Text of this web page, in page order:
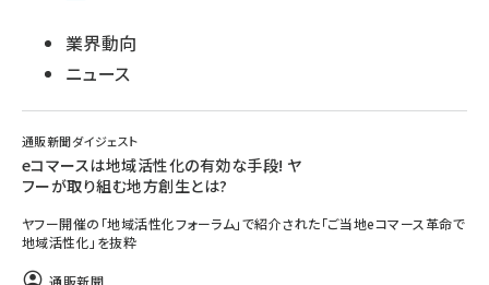
業界動向
ニュース
通販新聞ダイジェスト
eコマースは地域活性化の有効な手段! ヤ
フーが取り組む地方創生とは?
ヤフー開催の「地域活性化フォーラム」で紹介された「ご当地eコマース革命で
地域活性化」を抜粋
通販新聞